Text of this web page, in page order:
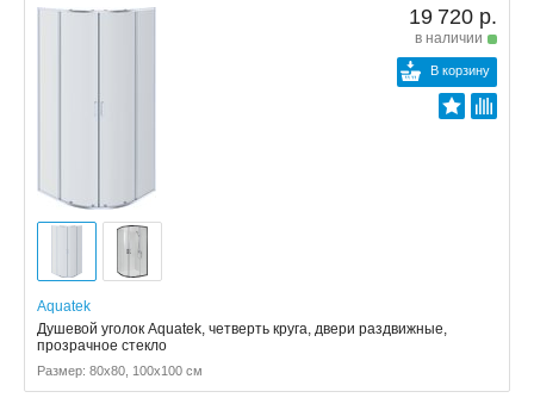
19 720 р.
в наличии
В корзину
Aquatek
Душевой уголок Aquatek, четверть круга, двери раздвижные,
прозрачное стекло
Размер: 80x80, 100x100 см